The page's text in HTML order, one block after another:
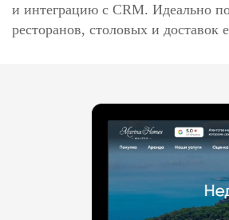
и интеграцию с CRM. Идеально
ресторанов, столовых и доставок